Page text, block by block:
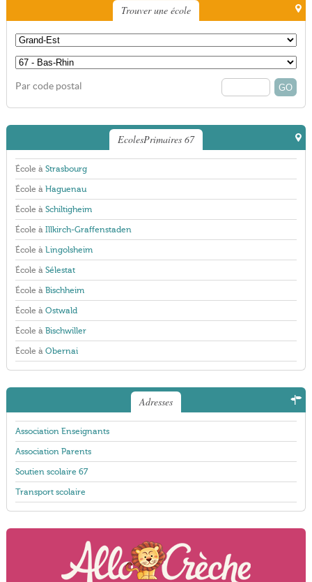
Trouver une école
Par code postal
EcolesPrimaires 67
École à Strasbourg
École à Haguenau
École à Schiltigheim
École à Illkirch-Graffenstaden
École à Lingolsheim
École à Sélestat
École à Bischheim
École à Ostwald
École à Bischwiller
École à Obernai
Adresses
Association Enseignants
Association Parents
Soutien scolaire 67
Transport scolaire